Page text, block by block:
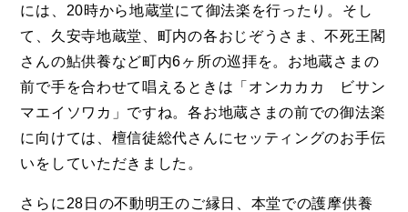
には、20時から地蔵堂にて御法楽を行ったり。そし
て、久安寺地蔵堂、町内の各おじぞうさま、不死王閣
さんの鮎供養など町内6ヶ所の巡拝を。お地蔵さまの
前で手を合わせて唱えるときは「オンカカカ ビサン
マエイソワカ」ですね。各お地蔵さまの前での御法楽
に向けては、檀信徒総代さんにセッティングのお手伝
いをしていただきました。
さらに28日の不動明王のご縁日、本堂での護摩供養